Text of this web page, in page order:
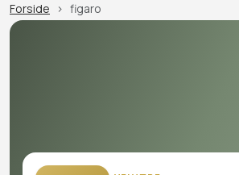
Forside figaro